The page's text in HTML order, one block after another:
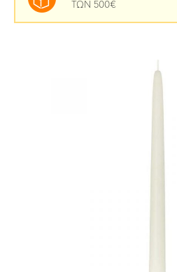
ΤΩΝ 500€